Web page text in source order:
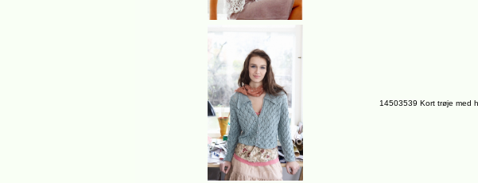
14503539 Kort trøje med